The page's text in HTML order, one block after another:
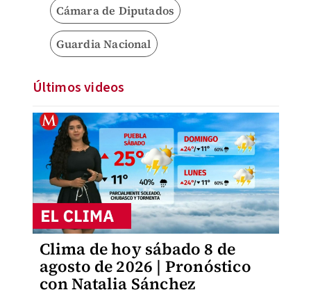
Cámara de Diputados
Guardia Nacional
Últimos videos
Clima de hoy sábado 8 de
agosto de 2026 | Pronóstico
con Natalia Sánchez